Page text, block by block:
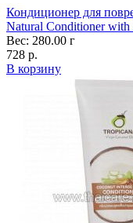
Кондиционер для
Natural Conditioner
Вес: 280.00 г
728 р.
В корзину